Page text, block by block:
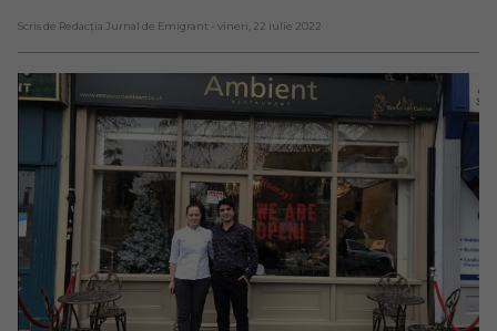
Scris de Redacția Jurnal de Emigrant - vineri, 22 iulie 2022